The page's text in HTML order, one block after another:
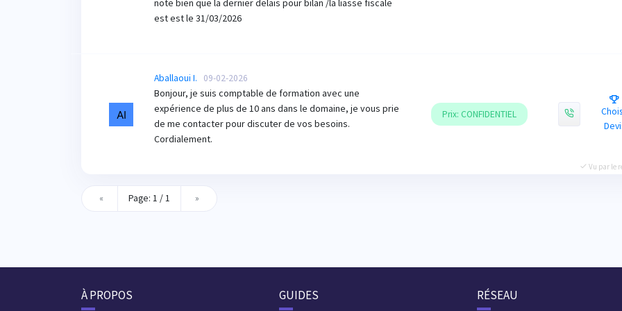
note bien que la dernier delais pour bilan /la liasse fiscale
est est le 31/03/2026
Vu par le
Aballaoui I. 09-02-2026
Bonjour, je suis comptable de formation avec une
expérience de plus de 10 ans dans le domaine, je vous prie
de me contacter pour discuter de vos besoins.
Cordialement.
Prix: CONFIDENTIEL
« Page: 1 / 1 »
À PROPOS GUIDES RÉSEAU